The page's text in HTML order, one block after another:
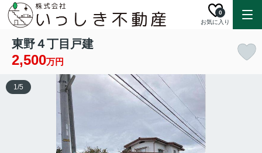
お気に入り
0
東野４丁目戸建
2,500万円
1/5